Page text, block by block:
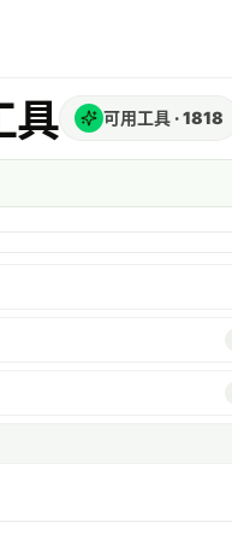
具 可用工具·1818